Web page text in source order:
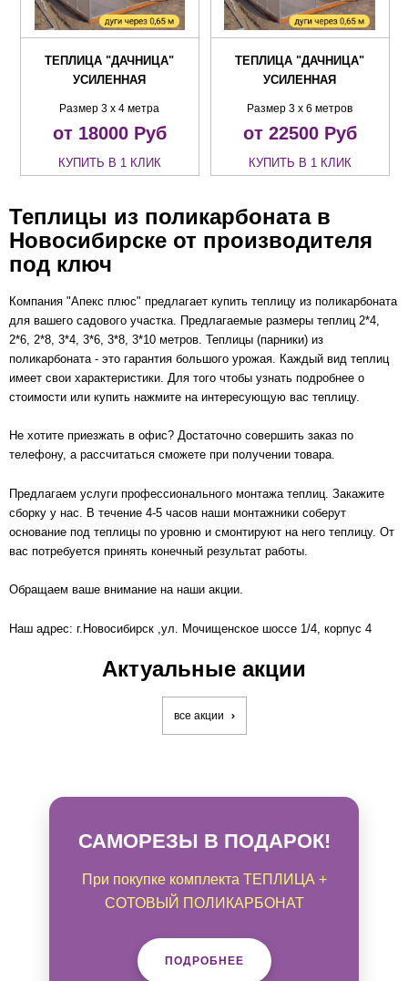
ТЕПЛИЦА "ДАЧНИЦА"
УСИЛЕННАЯ
Размер 3 х 4 метра
от 18000Руб
КУПИТЬ В 1 КЛИК
ТЕПЛИЦА "ДАЧНИЦА"
УСИЛЕННАЯ
Размер 3 х 6 метров
от 22500Руб
КУПИТЬ В 1 КЛИК
Теплицы из поликарбоната в
Новосибирске от производителя
под ключ
Компания "Апекс плюс" предлагает купить теплицу из поликарбоната
для вашего садового участка. Предлагаемые размеры теплиц 2*4,
2*6, 2*8, 3*4, 3*6, 3*8, 3*10 метров. Теплицы (парники) из
поликарбоната - это гарантия большого урожая. Каждый вид теплиц
имеет свои характеристики. Д ля того чтобы узнать подробнее о
стоимости или купить нажмите на интересующую вас теплицу.
Не хотите приезжать в офис? Достаточно совершить заказ по
телефону, а рассчитаться сможете при получении товара.
Предлагаем услуги профессионального монтажа теплиц. Закажите
сборку у нас. В течение 4-5 часов наши монтажники соберут
основание под теплицы по уровню и смонтируют на него теплицу. От
вас потребуется принять конечный результат работы.
Обращаем ваше внимание на наши акции.
Наш адрес: г.Новосибирск ,ул. Мочищенское шоссе 1/4, корпус 4
Актуальные акции
все акции
САМОРЕЗЫ В ПОДАРОК!
При покупке комплекта ТЕПЛИЦА +
СОТОВЫЙ ПОЛИКАРБОНАТ
ПОДРОБНЕЕ